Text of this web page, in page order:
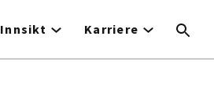
Innsikt Karriere